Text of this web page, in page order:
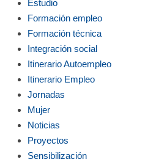
Estudio
Formación empleo
Formación técnica
Integración social
Itinerario Autoempleo
Itinerario Empleo
Jornadas
Mujer
Noticias
Proyectos
Sensibilización